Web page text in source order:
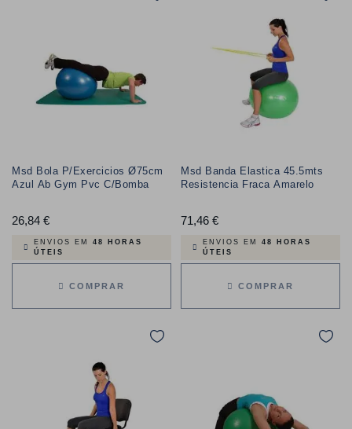
Msd Bola P/Exercicios Ø75cm
Azul Ab Gym Pvc C/Bomba
26,84 €Preço
ENVIOS EM 48 HORAS
ÚTEIS
COMPRAR
Msd Banda Elastica 45.5mts
Resistencia Fraca Amarelo
71,46 €Preço
ENVIOS EM 48 HORAS
ÚTEIS
COMPRAR